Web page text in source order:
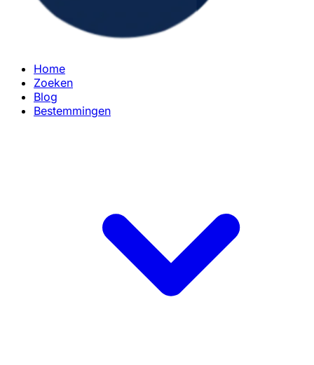
Home
Zoeken
Blog
Bestemmingen